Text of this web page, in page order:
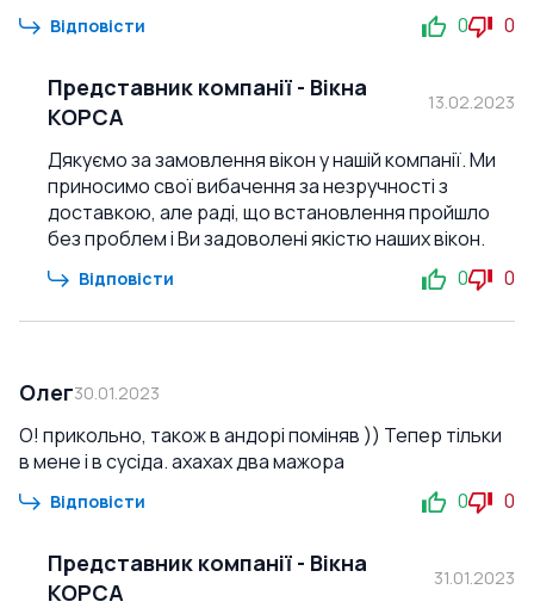
Відповісти 0 0
Представник компанії - Вікна
КОРСА
13.02.2023
Дякуємо за замовлення вікон у нашій компанії. Ми
приносимо свої вибачення за незручності з
доставкою, але раді, що встановлення пройшло
без проблем і Ви задоволені якістю наших вікон.
Відповісти 0 0
Олег30.01.2023
О! прикольно, також в андорі поміняв )) Тепер тільки
в мене і в сусіда. ахахах два мажора
Відповісти 0 0
Представник компанії - Вікна
КОРСА
31.01.2023